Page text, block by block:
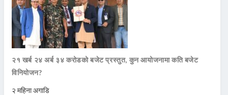
२१ खर्ब २४ अर्ब ३४ करोडको बजेट प्रस्तुत, कुन आयोजनामा कति बजेट
विनियोजन?
२ महिना अगाडि